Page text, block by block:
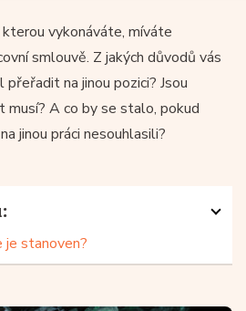
kterou vykonáváte, míváte
smlouvě. Z jakých důvodů vás
na jinou pozici? Jsou
musí? A co by se stalo, pokud
jinou práci nesouhlasili?
je stanoven?